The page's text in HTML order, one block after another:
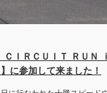
ＣＩＲＣＵＩＴ ＲＵＮ
に参加して来ました！